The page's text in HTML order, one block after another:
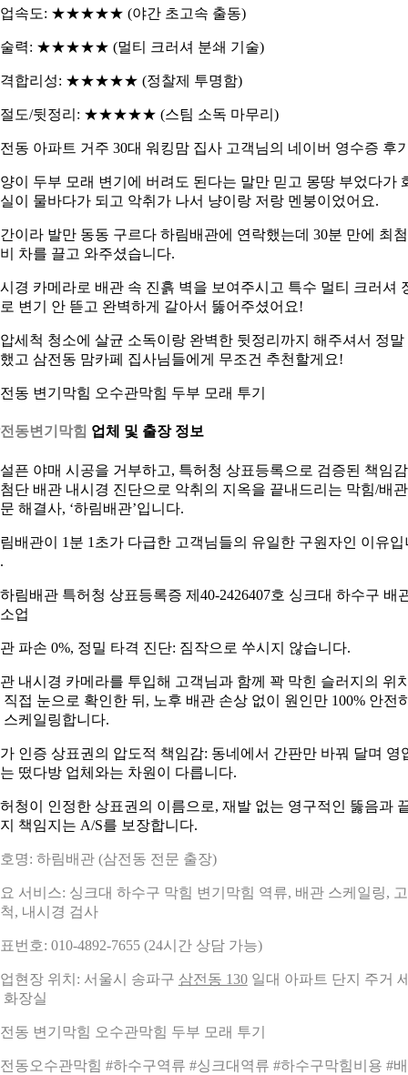
속도: ★★★★★ (야간 초고속 출동)
력: ★★★★★ (멀티 크러셔 분쇄 기술)
합리성: ★★★★★ (정찰제 투명함)
도/뒷정리: ★★★★★ (스팀 소독 마무리)
동 아파트 거주 30대 워킹맘 집사 고객님의 네이버 영수증 후
이 두부 모래 변기에 버려도 된다는 말만 믿고 몽땅 부었다가
이 물바다가 되고 악취가 나서 냥이랑 저랑 멘붕이었어요.
이라 발만 동동 구르다 하림배관에 연락했는데 30분 만에 최
차를 끌고 와주셨습니다.
경 카메라로 배관 속 진흙 벽을 보여주시고 특수 멀티 크러셔
변기 안 뜯고 완벽하게 갈아서 뚫어주셨어요!
세척 청소에 살균 소독이랑 완벽한 뒷정리까지 해주셔서 정말
고 삼전동 맘카페 집사님들에게 무조건 추천할게요!
동 변기막힘 오수관막힘 두부 모래 투기
동변기막힘 업체 및 출장 정보
픈 야매 시공을 거부하고, 특허청 상표등록으로 검증된 책임
단 배관 내시경 진단으로 악취의 지옥을 끝내드리는 막힘/배관
해결사, ‘하림배관’입니다.
배관이 1분 1초가 다급한 고객님들의 유일한 구원자인 이유입
파손 0%, 정밀 타격 진단: 짐작으로 쑤시지 않습니다.
내시경 카메라를 투입해 고객님과 함께 꽉 막힌 슬러지의 위
직접 눈으로 확인한 뒤, 노후 배관 손상 없이 원인만 100% 안전
스케일링합니다.
인증 상표권의 압도적 책임감: 동네에서 간판만 바꿔 달며 영
떴다방 업체와는 차원이 다릅니다.
청이 인정한 상표권의 이름으로, 재발 없는 영구적인 뚫음과
책임지는 A/S를 보장합니다.
명: 하림배관 (삼전동 전문 출장)
서비스: 싱크대 하수구 막힘 변기막힘 역류, 배관 스케일링,
, 내시경 검사
번호: 010-4892-7655 (24시간 상담 가능)
현장 위치: 서울시 송파구 삼전동 130일대 아파트 단지 주거
화장실
동 변기막힘 오수관막힘 두부 모래 투기
동오수관막힘 #하수구역류 #싱크대역류 #하수구막힘비용 #